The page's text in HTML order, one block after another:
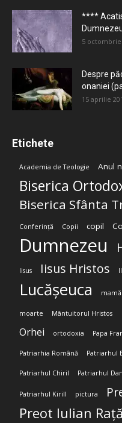
****
5 octombrie
Despre
onaniei
15 aprilie
Etichete
Academia de Teologie Anul
Biserica
Biserica Sfânta
Conferință Copii copil
Dumnezeu
Iisus Iisus Hristos
Lucășeuca mamă
moarte Mântuitorul Hristos
Orhei ortodoxia Papa
Patriarhia Română Patriarhul
Patriarhul Chiril Patriarhul
Patriarhul Kirill pictura
Preot Iulian Rață